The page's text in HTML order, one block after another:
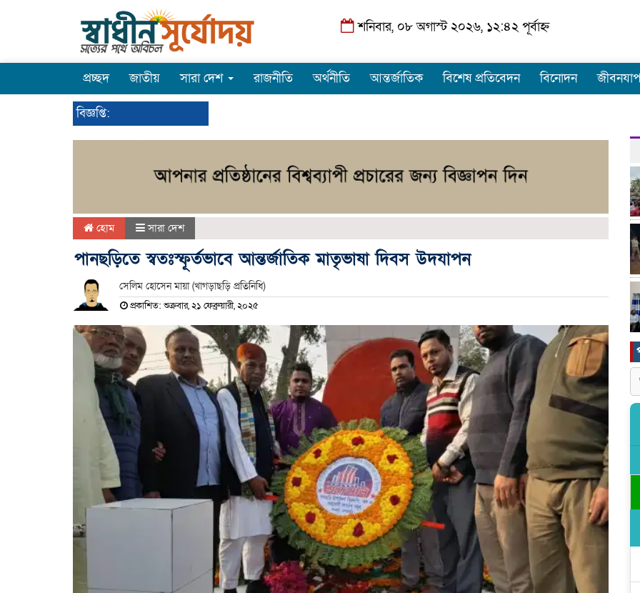
শনিবার, ০৮ অগাস্ট ২০২৬, ১২:৪২ পূর্বাহ্ন
প্রচ্ছদ জাতীয় সারা দেশ রাজনীতি অর্থনীতি আন্তর্জাতিক বিশেষ প্রতিবেদন বিনোদন
বিজ্ঞপ্তি:
হোম সারা দেশ
পানছড়িতে স্বতঃস্ফূর্তভাবে আন্তর্জাতিক মাতৃভাষা দিবস উদযাপন
সেলিম হোসেন মায়া (খাগড়াছড়ি প্রতিনিধি)
প্রকাশিত: শুক্রবার, ২১ ফেব্রুয়ারী, ২০২৫